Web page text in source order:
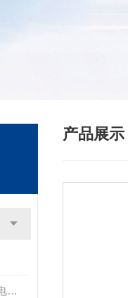
AMC200(L)交流多回路智能电量采集监控装置
产品展示